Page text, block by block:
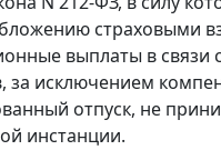
страховыми
выплаты в связи
за исключением
отпуск, не
инстанции.